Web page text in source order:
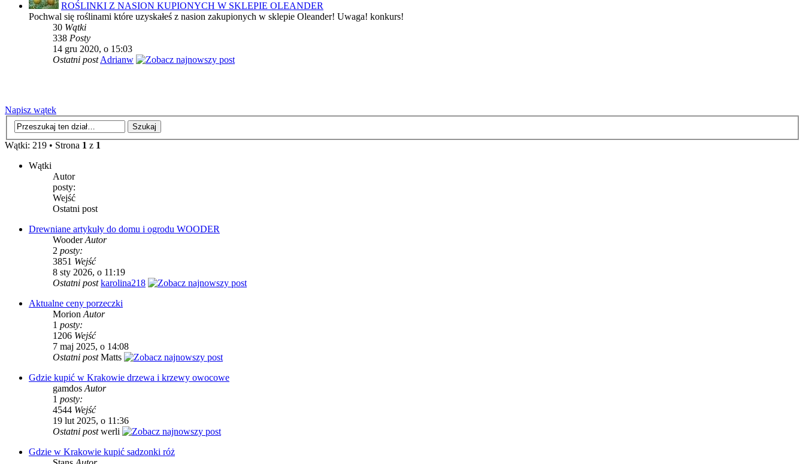
ROŚLINKI Z NASION KUPIONYCH W SKLEPIE OLEANDER
Pochwal się roślinami które uzyskałeś z nasion zakupionych w sklepie Oleander! Uwaga! konkurs!
30 Wątki
338 Posty
14 gru 2020, o 15:03
Ostatni postAdrianw
Napisz wątek
Wątki: 219 • Strona 1 z 1
Wątki
Autor
posty:
Wejść
Ostatni post
Drewniane artykuły do domu i ogrodu WOODER
WooderAutor
2 posty:
3851 Wejść
8 sty 2026, o 11:19
Ostatni postkarolina218
Aktualne ceny porzeczki
Morion Autor
1 posty:
1206 Wejść
7 maj 2025, o 14:08
Ostatni postMatts
Gdzie kupić w Krakowie drzewa i krzewy owocowe
gamdos Autor
1 posty:
4544 Wejść
19 lut 2025, o 11:36
Ostatni postwerli
Gdzie w Krakowie kupić sadzonki róż